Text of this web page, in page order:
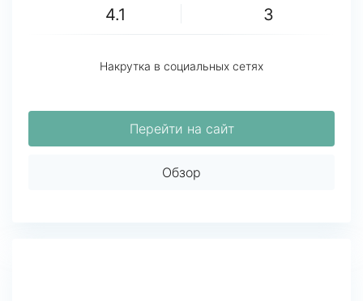
4.1 3
Накрутка в социальных сетях
Перейти на сайт
Обзор